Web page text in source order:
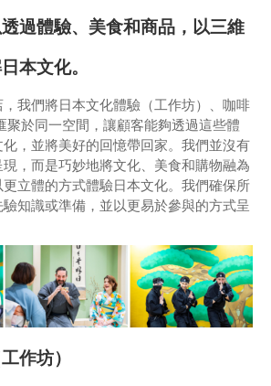
過體驗、美食和商品，以三維
本文化。
我們將日本文化體驗（工作坊）、咖啡
聚於同一空間，讓顧客能夠透過這些體
，並將美好的回憶帶回家。我們並沒有
，而是巧妙地將文化、美食和購物融為
立體的方式體驗日本文化。我們確保所
知識或準備，並以更易於參與的方式呈
作坊）